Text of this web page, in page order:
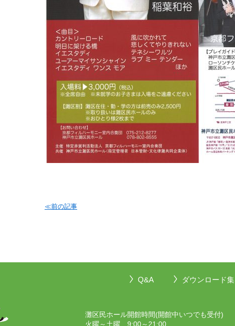
≪前の記事
Q&A ダウンロード集
灘区民ホール開館時間(開館中いつでも受付)
火曜～土曜 9:00～21:00